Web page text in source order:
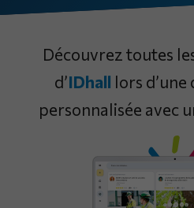
Découvrez toutes
d’IDhall lors
personnalisée avec